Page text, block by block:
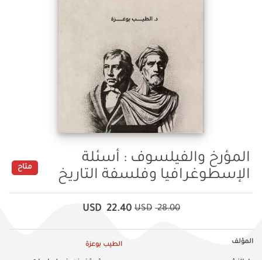
المؤرخ والفيلسوف : أسئلة
الإسطوغرافيا وفلسفة التاريخ
متاح
28.00
USD
22.40
USD
المؤلف الطيب بوعزة